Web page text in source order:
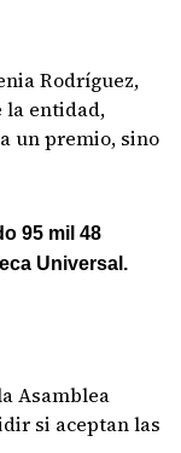
Rodríguez,
la entidad,
un premio, sino
95 mil 48
Universal.
Asamblea
si aceptan las